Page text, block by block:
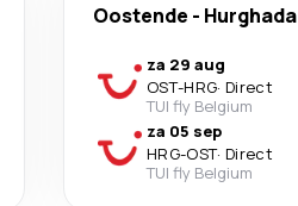
Oostende - Hurghada
za 29 aug
OST-HRG· Direct
TUI fly Belgium
za 05 sep
HRG-OST· Direct
TUI fly Belgium